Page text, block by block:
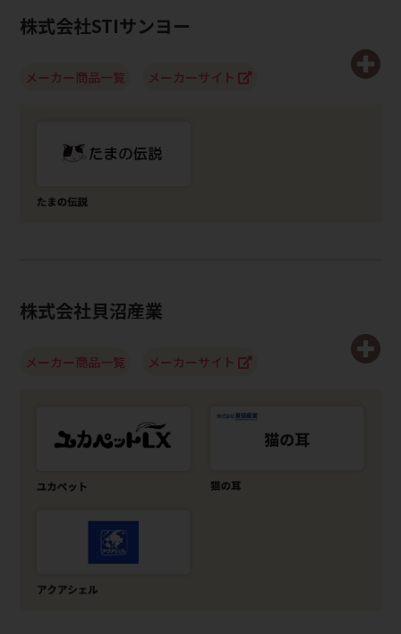
株式会社STIサンヨー
メーカー商品一覧 メーカーサイト
株式会社貝沼産業
メーカー商品一覧 メーカーサイト